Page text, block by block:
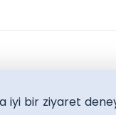
© 2026 - Bütün Hakları
iyi bir ziyaret